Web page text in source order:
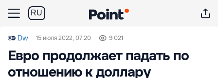
RU
Dw 15 июля 2022, 07:20 9 021
Евро продолжает падать по
отношению к доллару